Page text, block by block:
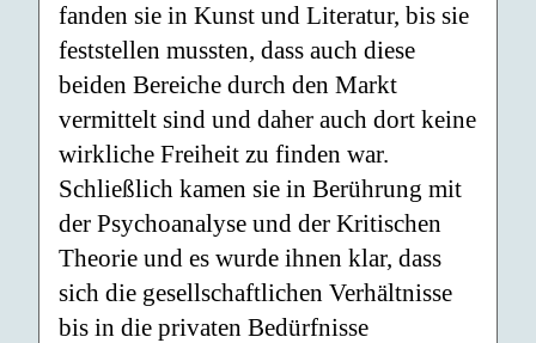
fanden sie in Kunst und Literatur, bis sie
feststellen mussten, dass auch diese
beiden Bereiche durch den Markt
vermittelt sind und daher auch dort keine
wirkliche Freiheit zu finden war.
Schließlich kamen sie in Berührung mit
der Psychoanalyse und der Kritischen
Theorie und es wurde ihnen klar, dass
sich die gesellschaftlichen Verhältnisse
bis in die privaten Bedürfnisse